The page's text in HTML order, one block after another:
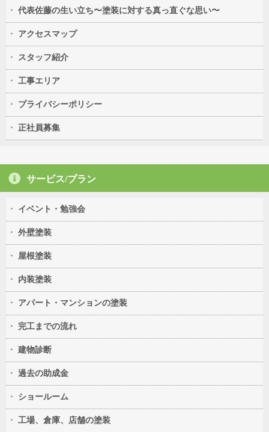
代表佐藤の生い立ち〜塗装に対する真っ直ぐな思い〜
アクセスマップ
スタッフ紹介
工事エリア
プライバシーポリシー
正社員募集
サービス/プラン
イベント・勉強会
外壁塗装
屋根塗装
内装塗装
アパート・マンションの塗装
完工までの流れ
建物診断
過去の助成金
ショールーム
工場、倉庫、店舗の塗装